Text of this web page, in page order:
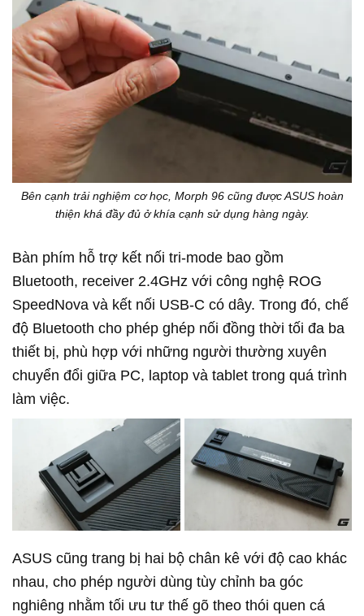
Bên cạnh trải nghiệm cơ học, Morph 96 cũng được ASUS hoàn
thiện khá đầy đủ ở khía cạnh sử dụng hàng ngày.
Bàn phím hỗ trợ kết nối tri-mode bao gồm
Bluetooth, receiver 2.4GHz với công nghệ ROG
SpeedNova và kết nối USB-C có dây. Trong đó, chế
độ Bluetooth cho phép ghép nối đồng thời tối đa ba
thiết bị, phù hợp với những người thường xuyên
chuyển đổi giữa PC, laptop và tablet trong quá trình
làm việc.
ASUS cũng trang bị hai bộ chân kê với độ cao khác
nhau, cho phép người dùng tùy chỉnh ba góc
nghiêng nhằm tối ưu tư thế gõ theo thói quen cá